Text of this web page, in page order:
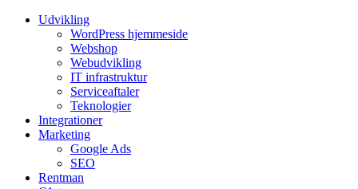
Udvikling
WordPress hjemmeside
Webshop
Webudvikling
IT infrastruktur
Serviceaftaler
Teknologier
Integrationer
Marketing
Google Ads
SEO
Rentman